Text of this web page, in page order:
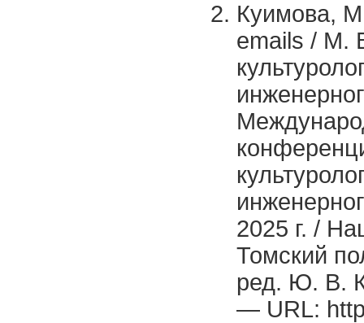
Куимова,
emails / М.
2025 г. /
Томский
ред. Ю. В.
— URL: